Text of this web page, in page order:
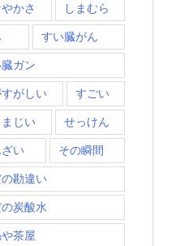
かさ しまむら
すい臓がん
ガン
がしい すごい
じい せっけん
い その瞬間
勘違い
炭酸水
茶屋